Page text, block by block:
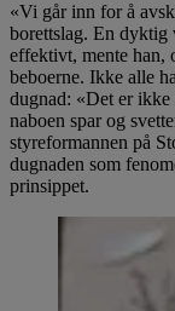
«Vi går inn for å
borettslag. En dyktig
effektivt, mente han,
beboerne. Ikke alle
dugnad: «Det er ikke
naboen spar og
styreformannen på
dugnaden som
prinsippet.